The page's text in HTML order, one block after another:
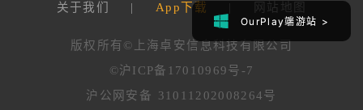
OurPlay手游站 >
OurPlay端游站 >
关于我们 | App下载 网站地图
版权所有©上海卓安信息科技有限公司
©沪ICP备17010969号-7
沪公网安备 31011202008264号